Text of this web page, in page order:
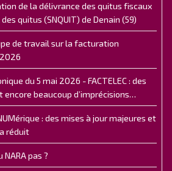
de la délivrance des quitus fiscaux
quitus (SNQUIT) de Denain (59)
de travail sur la facturation
du 5 mai 2026 - FACTELEC : des
beaucoup d’imprécisions…
: des mises à jour majeures et
réduit
NARA pas ?